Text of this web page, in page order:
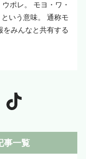
ポレ。 モヨ・ワ・
いう意味。 通称モ
をみんなと共有する
事一覧